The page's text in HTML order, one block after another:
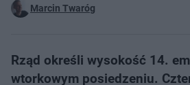
Marcin Twaróg
Rząd określi wysokość 14.
wtorkowym posiedzeniu.